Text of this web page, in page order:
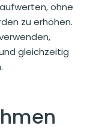
ohne
zu erhöhen.
gleichzeitig